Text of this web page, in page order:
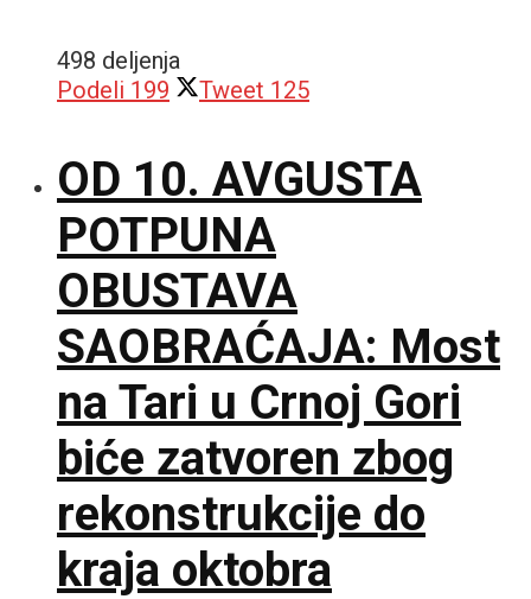
498 deljenja
Podeli 199 Tweet 125
OD 10. AVGUSTA
POTPUNA
OBUSTAVA
SAOBRAĆAJA: Most
na Tari u Crnoj Gori
biće zatvoren zbog
rekonstrukcije do
kraja oktobra